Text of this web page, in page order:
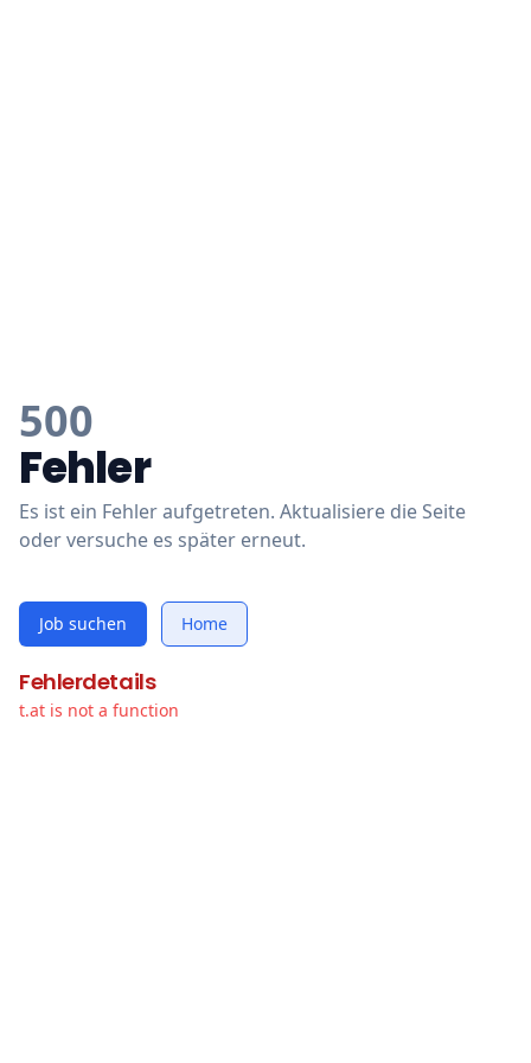
500
Fehler
Es ist ein Fehler aufgetreten. Aktualisiere die Seite
oder versuche es später erneut.
Job suchen Home
Fehlerdetails
t.at is not a function